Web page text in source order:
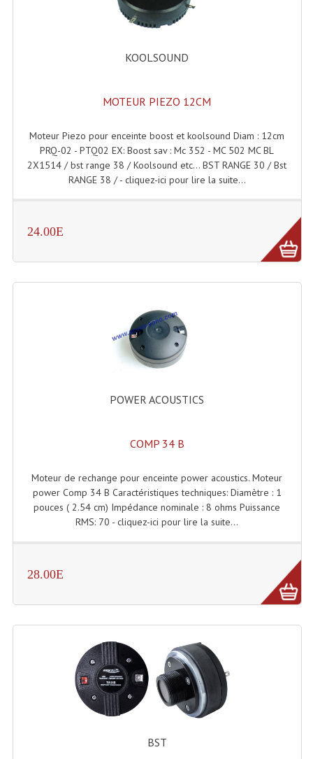
Accessoires Micro, Pieds De Régie
Pieds D'enceintes
Selecteurs Audio Vidéo
Amplificateurs Multi-Canaux
Packs Sono
Enceintes Amplifiées Actives
Retours De Scène
Caisson De Basse Amplifié
Caissons De Basses
Enceintes Monitoring
Filtres Actifs, Correcteurs
Haut-Parleurs Moteurs Tweeters Filtres
KOOLSOUND
MOTEUR PIEZO 12CM
Moteur Piezo pour enceinte boost et koolsound Diam : 12cm
PRQ-02 - PTQ02 EX: Boost sav : Mc 352 - MC 502 MC BL
2X1514 / bst range 38 / Koolsound etc... BST RANGE 30 / Bst
RANGE 38 / - cliquez-ici pour lire la suite...
24.00E
POWER ACOUSTICS
COMP 34 B
Moteur de rechange pour enceinte power acoustics. Moteur
power Comp 34 B Caractéristiques techniques: Diamètre : 1
pouces ( 2.54 cm) Impédance nominale : 8 ohms Puissance
RMS: 70 - cliquez-ici pour lire la suite...
28.00E
BST